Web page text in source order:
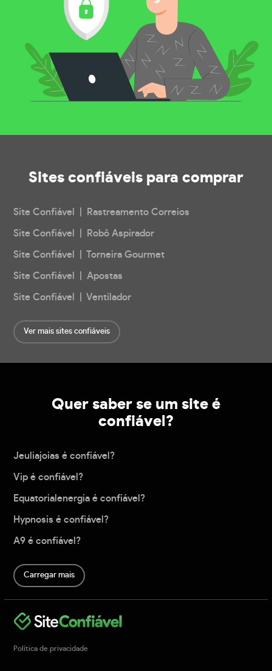
Sites confiáveis para comprar
Site Confiável | Rastreamento Correios
Site Confiável | Robô Aspirador
Site Confiável | Torneira Gourmet
Site Confiável | Apostas
Site Confiável | Ventilador
Ver mais sites confiáveis
Quer saber se um site é
confiável?
Jeuliajoias é confiável?
Vip é confiável?
Equatorialenergia é confiável?
Hypnosis é confiável?
A9 é confiável?
Carregar mais
Política de privacidade